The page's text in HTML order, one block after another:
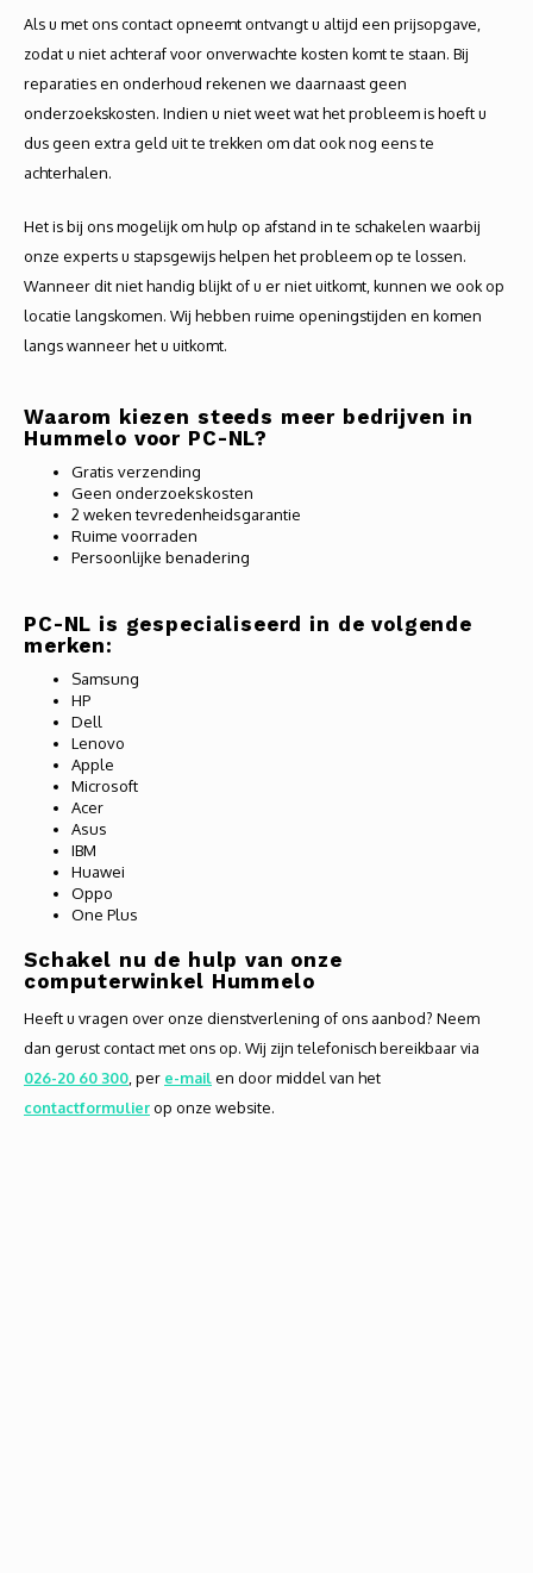
Als u met ons contact opneemt ontvangt u altijd een prijsopgave,
zodat u niet achteraf voor onverwachte kosten komt te staan. Bij
reparaties en onderhoud rekenen we daarnaast geen
onderzoekskosten. Indien u niet weet wat het probleem is hoeft u
dus geen extra geld uit te trekken om dat ook nog eens te
achterhalen.
Het is bij ons mogelijk om hulp op afstand in te schakelen waarbij
onze experts u stapsgewijs helpen het probleem op te lossen.
Wanneer dit niet handig blijkt of u er niet uitkomt, kunnen we ook op
locatie langskomen. Wij hebben ruime openingstijden en komen
langs wanneer het u uitkomt.
Waarom kiezen steeds meer bedrijven in
Hummelo voor PC-NL?
Gratis verzending
Geen onderzoekskosten
2 weken tevredenheidsgarantie
Ruime voorraden
Persoonlijke benadering
PC-NL is gespecialiseerd in de volgende
merken:
Samsung
HP
Dell
Lenovo
Apple
Microsoft
Acer
Asus
IBM
Huawei
Oppo
One Plus
Schakel nu de hulp van onze
computerwinkel Hummelo
Heeft u vragen over onze dienstverlening of ons aanbod? Neem
dan gerust contact met ons op. Wij zijn telefonisch bereikbaar via
026-20 60 300 , per e-mail en door middel van het
contactformulier op onze website.